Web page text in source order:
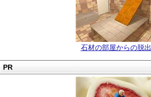
石材の部屋からの脱出
PR